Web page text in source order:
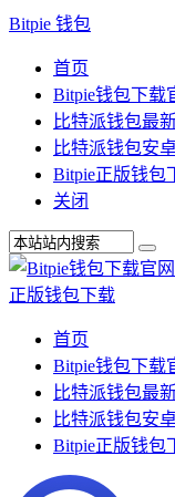
Bitpie 钱包
首页
Bitpie钱包下载
比特派钱包最
比特派钱包安
Bitpie正版钱包
关闭
首页
Bitpie钱包下载
比特派钱包最
比特派钱包安
Bitpie正版钱包